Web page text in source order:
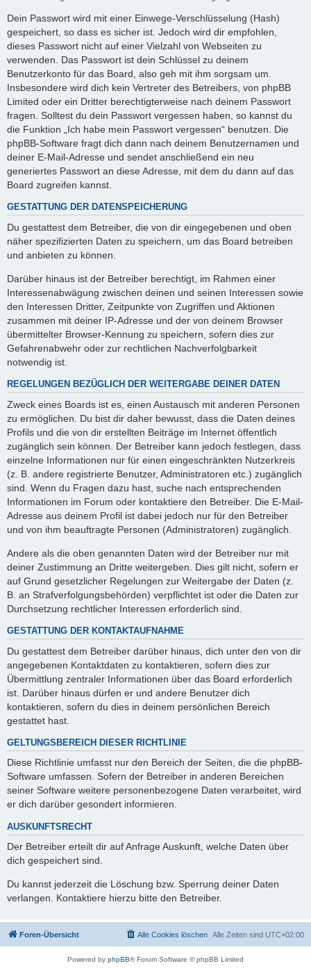
Dein Passwort wird mit einer Einwege-Verschlüsselung (Hash)
gespeichert, so dass es sicher ist. Jedoch wird dir empfohlen,
dieses Passwort nicht auf einer Vielzahl von Webseiten zu
verwenden. Das Passwort ist dein Schlüssel zu deinem
Benutzerkonto für das Board, also geh mit ihm sorgsam um.
Insbesondere wird dich kein Vertreter des Betreibers, von phpBB
Limited oder ein Dritter berechtigterweise nach deinem Passwort
fragen. Solltest du dein Passwort vergessen haben, so kannst du
die Funktion „Ich habe mein Passwort vergessen“ benutzen. Die
phpBB-Software fragt dich dann nach deinem Benutzernamen und
deiner E-Mail-Adresse und sendet anschließend ein neu
generiertes Passwort an diese Adresse, mit dem du dann auf das
Board zugreifen kannst.
GESTATTUNG DER DATENSPEICHERUNG
Du gestattest dem Betreiber, die von dir eingegebenen und oben
näher spezifizierten Daten zu speichern, um das Board betreiben
und anbieten zu können.
Darüber hinaus ist der Betreiber berechtigt, im Rahmen einer
Interessenabwägung zwischen deinen und seinen Interessen sowie
den Interessen Dritter, Zeitpunkte von Zugriffen und Aktionen
zusammen mit deiner IP-Adresse und der von deinem Browser
übermittelter Browser-Kennung zu speichern, sofern dies zur
Gefahrenabwehr oder zur rechtlichen Nachverfolgbarkeit
notwendig ist.
REGELUNGEN BEZÜGLICH DER WEITERGABE DEINER DATEN
Zweck eines Boards ist es, einen Austausch mit anderen Personen
zu ermöglichen. Du bist dir daher bewusst, dass die Daten deines
Profils und die von dir erstellten Beiträge im Internet öffentlich
zugänglich sein können. Der Betreiber kann jedoch festlegen, dass
einzelne Informationen nur für einen eingeschränkten Nutzerkreis
(z. B. andere registrierte Benutzer, Administratoren etc.) zugänglich
sind. Wenn du Fragen dazu hast, suche nach entsprechenden
Informationen im Forum oder kontaktiere den Betreiber. Die E-Mail-
Adresse aus deinem Profil ist dabei jedoch nur für den Betreiber
und von ihm beauftragte Personen (Administratoren) zugänglich.
Andere als die oben genannten Daten wird der Betreiber nur mit
deiner Zustimmung an Dritte weitergeben. Dies gilt nicht, sofern er
auf Grund gesetzlicher Regelungen zur Weitergabe der Daten (z.
B. an Strafverfolgungsbehörden) verpflichtet ist oder die Daten zur
Durchsetzung rechtlicher Interessen erforderlich sind.
GESTATTUNG DER KONTAKTAUFNAHME
Du gestattest dem Betreiber darüber hinaus, dich unter den von dir
angegebenen Kontaktdaten zu kontaktieren, sofern dies zur
Übermittlung zentraler Informationen über das Board erforderlich
ist. Darüber hinaus dürfen er und andere Benutzer dich
kontaktieren, sofern du dies in deinem persönlichen Bereich
gestattet hast.
GELTUNGSBEREICH DIESER RICHTLINIE
Diese Richtlinie umfasst nur den Bereich der Seiten, die die phpBB-
Software umfassen. Sofern der Betreiber in anderen Bereichen
seiner Software weitere personenbezogene Daten verarbeitet, wird
er dich darüber gesondert informieren.
AUSKUNFTSRECHT
Der Betreiber erteilt dir auf Anfrage Auskunft, welche Daten über
dich gespeichert sind.
Du kannst jederzeit die Löschung bzw. Sperrung deiner Daten
verlangen. Kontaktiere hierzu bitte den Betreiber.
Foren-Übersicht Alle Zeiten sind UTC+02:00
Alle Cookies löschen
Powered by phpBB® Forum Software © phpBB Limited